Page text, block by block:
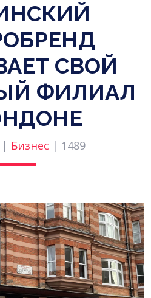
СВОЙ
ФИЛИАЛ
| Бизнес | 1489